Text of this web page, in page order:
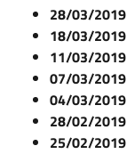
28/03/2019
18/03/2019
11/03/2019
07/03/2019
04/03/2019
28/02/2019
25/02/2019